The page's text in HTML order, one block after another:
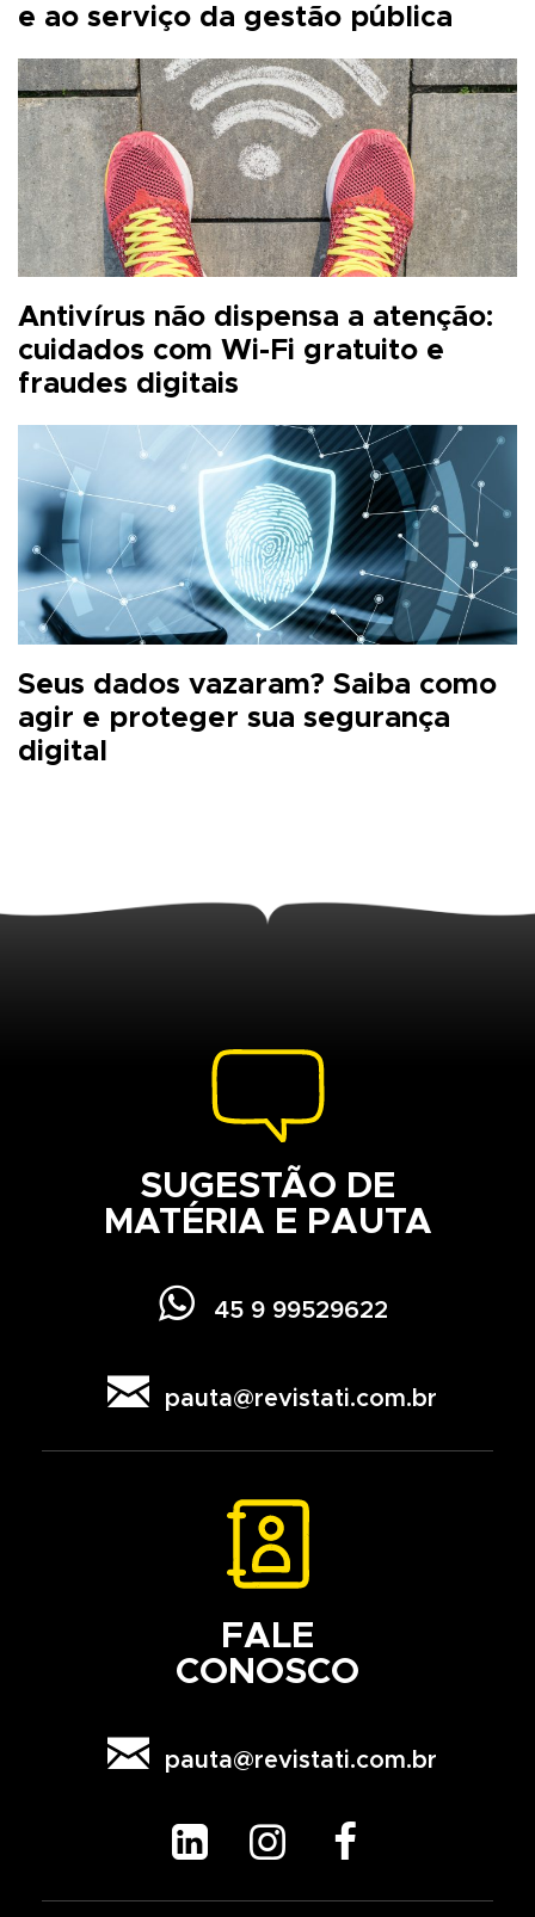
e ao serviço da gestão pública
Antivírus não dispensa a atenção:
cuidados com Wi-Fi gratuito e
fraudes digitais
Seus dados vazaram? Saiba como
agir e proteger sua segurança
digital
SUGESTÃO DE
MATÉRIA E PAUTA
 45 9 99529622
 pauta@revistati.com.br
FALE
CONOSCO
 pauta@revistati.com.br
  